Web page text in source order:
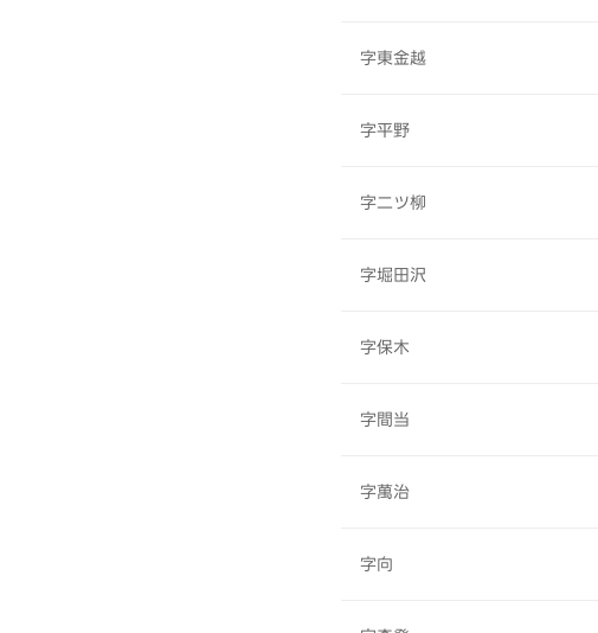
字東金越
字平野
字二ツ柳
字堀田沢
字保木
字間当
字萬治
字向